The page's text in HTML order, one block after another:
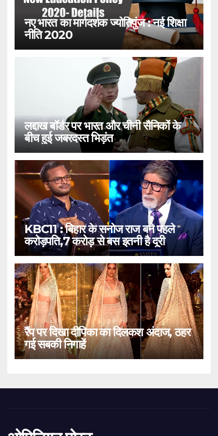
नए भारत का मार्गदर्शक ज्योतिपुंज : नई शिक्षा
नीति 2020
लद्दाख बॉर्डर पर भारत और चीनी सैनिकों के
बीच हुई जबरदस्त भिड़ंत
KBC11 : बिहार के सनोज राज बने पहले
करोड़पति,7 करोड़ से बस इतनी है दूरी
रैंप पर दिखा दीपिका का दिलकश अंदाज, ठहर
गई सबकी निगाहें